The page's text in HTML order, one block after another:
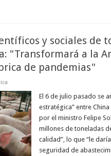
y sociales de
"Transformará a la
de pandemias"
El 6 de julio pasado se
estratégica” entre
por el ministro Felipe
millones de toneladas
calidad”, lo que “le
seguridad de